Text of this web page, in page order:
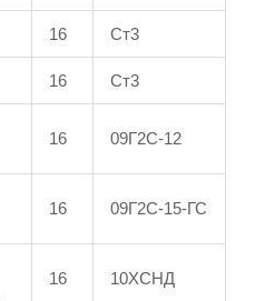
16 Ст3
16 Ст3
16 09Г2С-12
16 09Г2С-15-ГС
16 10ХСНД